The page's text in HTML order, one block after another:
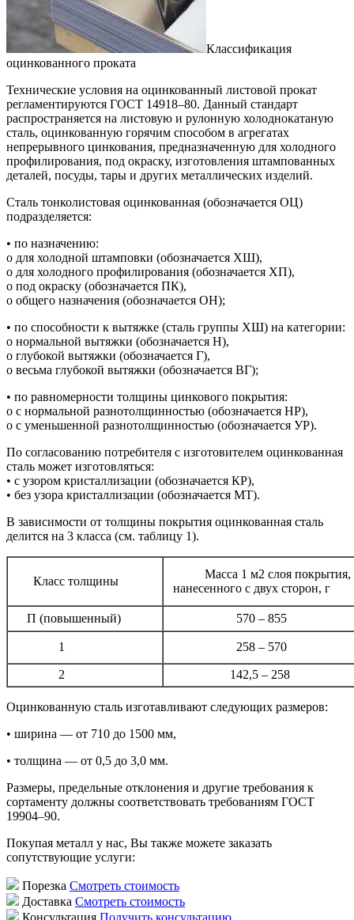
Классификация
оцинкованного проката
Технические условия на оцинкованный листовой прокат
регламентируются ГОСТ 14918–80. Данный стандарт
распространяется на листовую и рулонную холоднокатаную
сталь, оцинкованную горячим способом в агрегатах
непрерывного цинкования, предназначенную для холодного
профилирования, под окраску, изготовления штампованных
деталей, посуды, тары и других металлических изделий.
Сталь тонколистовая оцинкованная (обозначается ОЦ)
подразделяется:
• по назначению:
o для холодной штамповки (обозначается XШ),
o для холодного профилирования (обозначается XП),
o под окраску (обозначается ПК),
o общего назначения (обозначается ОН);
• по способности к вытяжке (сталь группы ХШ) на категории:
o нормальной вытяжки (обозначается Н),
o глубокой вытяжки (обозначается Г),
o весьма глубокой вытяжки (обозначается ВГ);
• по равномерности толщины цинкового покрытия:
o с нормальной разнотолщинностью (обозначается НР),
o с уменьшенной разнотолщинностью (обозначается УР).
По согласованию потребителя с изготовителем оцинкованная
сталь может изготовляться:
• с узором кристаллизации (обозначается КР),
• без узора кристаллизации (обозначается МТ).
В зависимости от толщины покрытия оцинкованная сталь
делится на 3 класса (см. таблицу 1).
Класс толщины
Масса 1 м2 слоя
нанесенного с двух сторон, г
П (повышенный) 570 – 855
1 258 – 570
2 142,5 – 258
Оцинкованную сталь изготавливают следующих размеров:
• ширина — от 710 до 1500 мм,
• толщина — от 0,5 до 3,0 мм.
Размеры, предельные отклонения и другие требования к
сортаменту должны соответствовать требованиям ГОСТ
19904–90.
Покупая металл у нас, Вы также можете заказать
сопутствующие услуги:
Порезка Смотреть стоимость
Доставка Смотреть стоимость
Консультация Получить консультацию